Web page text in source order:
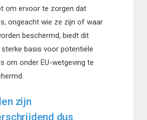
om ervoor te zorgen dat
ongeacht wie ze zijn of waar
beschermd, biedt dit
basis voor potentiële
om onder EU-wetgeving te
zijn
dus